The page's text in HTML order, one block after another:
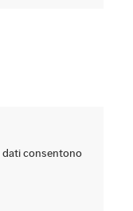
dati consentono